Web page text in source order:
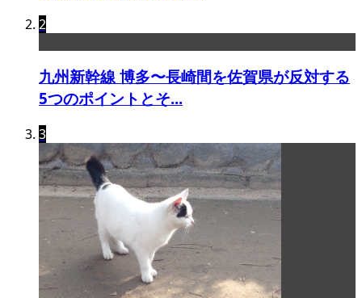
2
九州新幹線 博多〜長崎間を佐賀県が反対する
5つのポイントとそ...
3